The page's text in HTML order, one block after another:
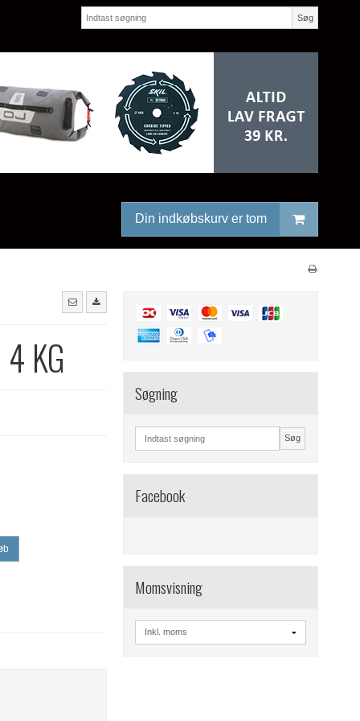
Søg
Din indkøbskurv er tom
KG
Søgning
Søg
Facebook
Momsvisning